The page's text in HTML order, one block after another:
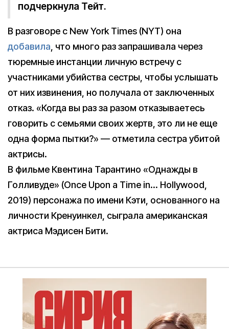
подчеркнула Тейт.
В разговоре с New York Times (NYT) она
добавила, что много раз запрашивала через
тюремные инстанции личную встречу с
участниками убийства сестры, чтобы услышать
от них извинения, но получала от заключенных
отказ. «Когда вы раз за разом отказываетесь
говорить с семьями своих жертв, это ли не еще
одна форма пытки?» — отметила сестра убитой
актрисы.
В фильме Квентина Тарантино «Однажды в
Голливуде» (Once Upon a Time in… Hollywood,
2019) персонажа по имени Кэти, основанного на
личности Кренуинкел, сыграла американская
актриса Мэдисен Бити.